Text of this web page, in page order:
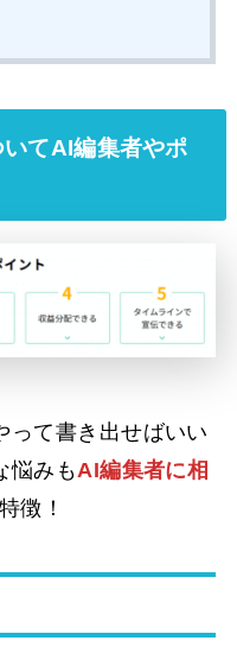
てAI編集者やポ
って書き出せばいい
悩みもAI編集者に相
徴！